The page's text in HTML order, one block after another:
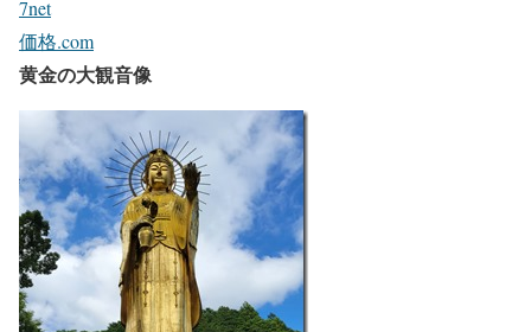
7net
価格.com
黄金の大観音像